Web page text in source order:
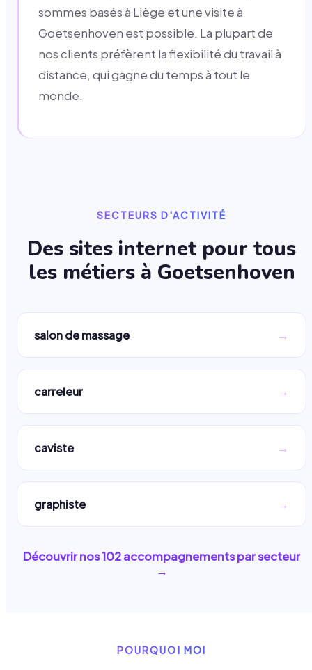
sommes basés à Liège et une visite à
Goetsenhoven est possible. La plupart de
nos clients préfèrent la flexibilité du travail à
distance, qui gagne du temps à tout le
monde.
SECTEURS D'ACTIVITÉ
Des sites internet pour tous
les métiers à Goetsenhoven
salon de massage →
carreleur →
caviste →
graphiste →
Découvrir nos102accompagnements par secteur
→
POURQUOI MOI